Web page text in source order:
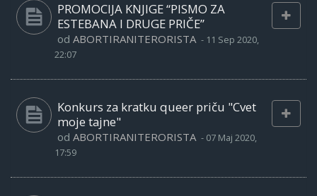
PROMOCIJA KNJIGE “PISMO ZA
ESTEBANA I DRUGE PRIČE”
od ABORTIRANITERORISTA - 11 Sep 2020,
22:07
Konkurs za kratku queer priču "Cvet
moje tajne"
od ABORTIRANITERORISTA - 07 Maj 2020,
17:59